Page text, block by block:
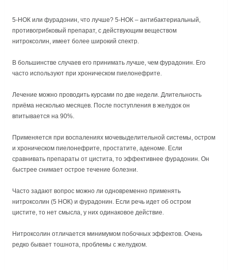
5-НОК или фурадонин, что лучше? 5-НОК – антибактериальный,
противогрибковый препарат, с действующим веществом
нитроксолин, имеет более широкий спектр.
В большинстве случаев его принимать лучше, чем фурадонин. Его
часто используют при хроническом пиелонефрите.
Лечение можно проводить курсами по две недели. Длительность
приёма несколько месяцев. После поступления в желудок он
впитывается на 90%.
Применяется при воспалениях мочевыделительной системы, остром
и хроническом пиелонефрите, простатите, аденоме. Если
сравнивать препараты от цистита, то эффективнее фурадонин. Он
быстрее снимает острое течение болезни.
Часто задают вопрос можно ли одновременно применять
нитроксолин (5 НОК) и фурадонин. Если речь идет об остром
цистите, то нет смысла, у них одинаковое действие.
Нитроксолин отличается минимумом побочных эффектов. Очень
редко бывает тошнота, проблемы с желудком.